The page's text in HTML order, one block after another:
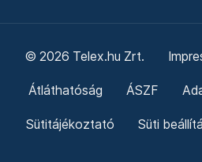
© 2026 Telex.hu Zrt.
Átláthatóság ÁSZF
Sütitájékoztató Süti